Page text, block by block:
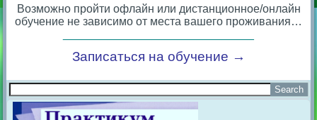
Возможно пройти офлайн или дистанционное/онлайн
обучение не зависимо от места вашего проживания…
Записаться на обучение →